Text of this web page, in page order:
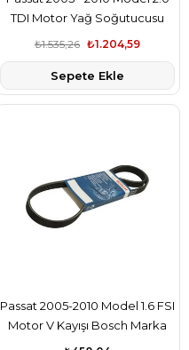
TDI Motor Yağ Soğutucusu
Kale Marka₺1.204,59
₺1.535,26
Sepete Ekle
Passat 2005-2010 Model 1.6 FSI
Motor V Kayışı Bosch Marka